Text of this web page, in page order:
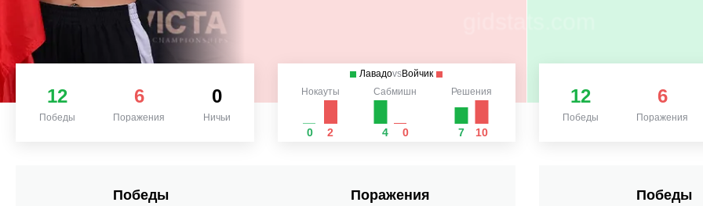
12
Победы
6
Поражения
0
Ничьи
ЛавадоvsВойчик
Нокауты
0 2
Сабмишн
4 0
Решения
7 10
12
Победы
6
Поражения
Победы Поражения Победы